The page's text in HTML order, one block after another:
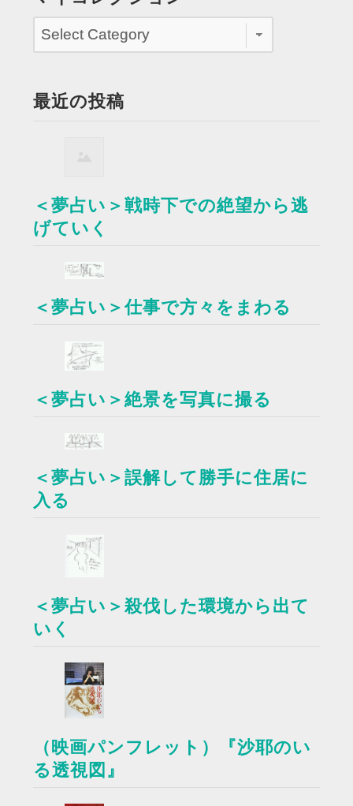
最近の投稿
＜夢占い＞戦時下での絶望から逃
げていく
＜夢占い＞仕事で方々をまわる
＜夢占い＞絶景を写真に撮る
＜夢占い＞誤解して勝手に住居に
入る
＜夢占い＞殺伐した環境から出て
いく
（映画パンフレット）『沙耶のい
る透視図』